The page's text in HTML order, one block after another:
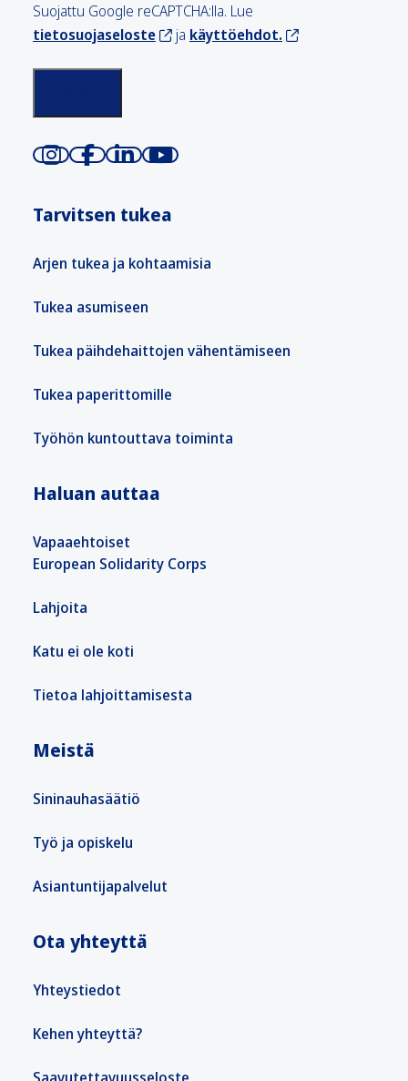
Suojattu Google reCAPTCHA:lla. Lue
tietosuojaseloste
ja käyttöehdot.
Tarvitsen tukea
Arjen tukea ja kohtaamisia
Tukea asumiseen
Tukea päihdehaittojen vähentämiseen
Tukea paperittomille
Työhön kuntouttava toiminta
Haluan auttaa
Vapaaehtoiset
European Solidarity Corps
Lahjoita
Katu ei ole koti
Tietoa lahjoittamisesta
Meistä
Sininauhasäätiö
Työ ja opiskelu
Asiantuntijapalvelut
Ota yhteyttä
Yhteystiedot
Kehen yhteyttä?